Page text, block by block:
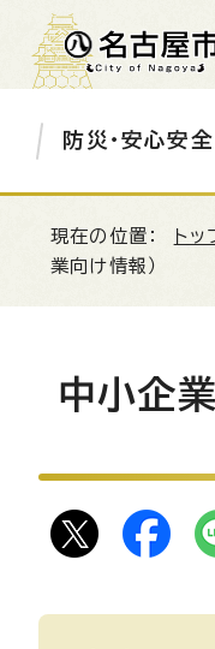
防災・安心安全
現在の位置： ト
業向け情報）
中小企